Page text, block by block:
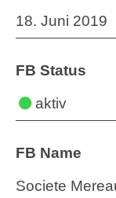
18. Juni 2019
FB Status
aktiv
FB Name
Societe